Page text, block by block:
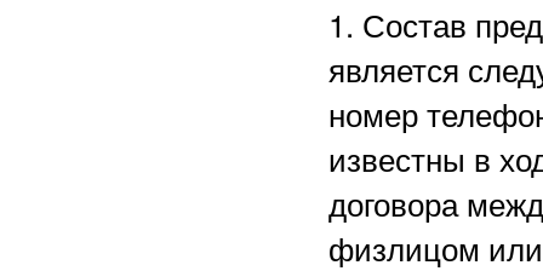
1. Состав
является
номер
известны в
договора
физлицом